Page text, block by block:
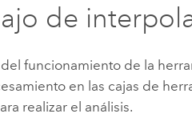
de
funcionamiento de la
en las cajas de
realizar el análisis.